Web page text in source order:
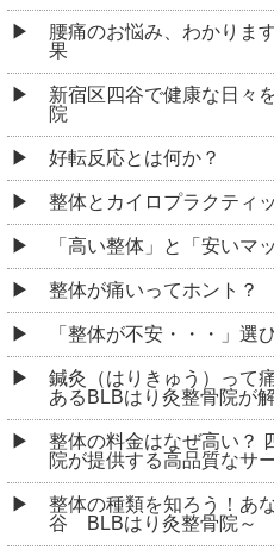
腰痛のお悩み、わかりま
果
新宿区四谷で健康な日々
院
好転反応とは何か？
整体とカイロプラクティ
「高い整体」と「安いマ
整体が痛いってホント？
「整体が不安・・・」選
鍼灸（はりきゅう）って
あるBLBはり灸整骨院が
整体の料金はなぜ高い？
院が提供する高品質なサ
整体の種類を知ろう！あ
谷 BLBはり灸整骨院～